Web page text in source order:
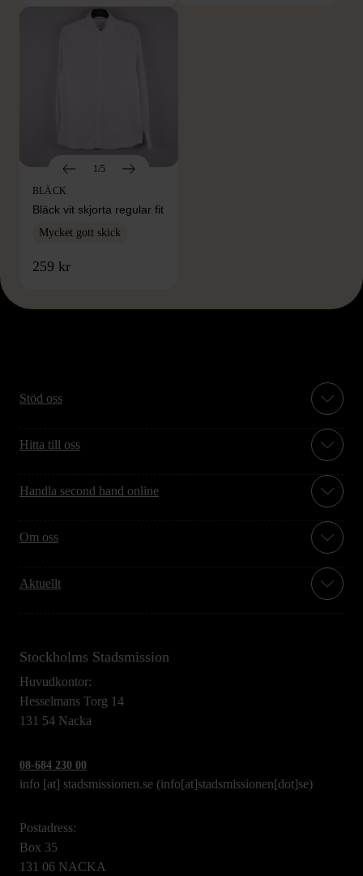
1/5
BLÄCK
Bläck vit skjorta regular fit
Mycket gott skick
259 kr
Stöd oss
Hitta till oss
Handla second hand online
Om oss
Aktuellt
Stockholms Stadsmission
Huvudkontor:
Hesselmans Torg 14
131 54 Nacka
08-684 230 00
info [at] stadsmissionen.se (info[at]stadsmissionen[dot]se)
Postadress:
Box 35
131 06 NACKA